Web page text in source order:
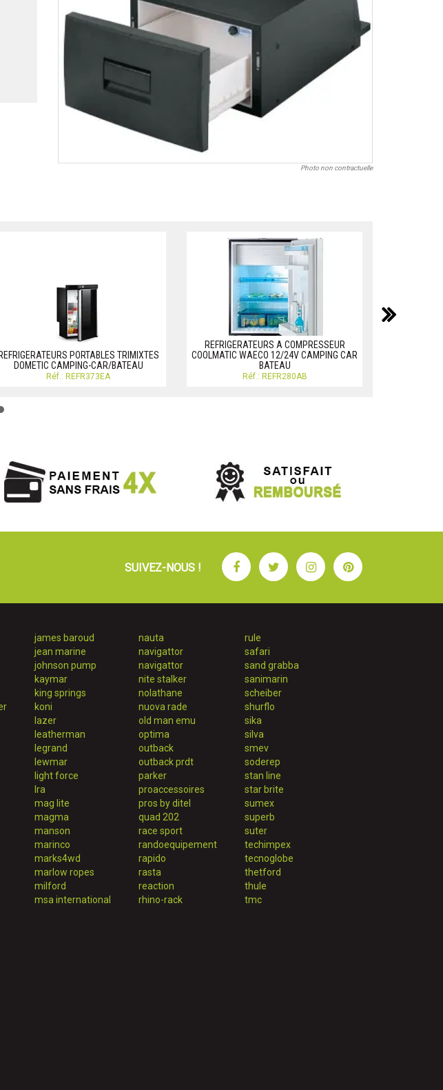
Photo non contractuelle
REFRIGERATEURS PORTABLES TRIMIXTES
DOMETIC CAMPING-CAR/BATEAU
Réf.: REFR373EA
REFRIGERATEURS A COMPRESSEUR
COOLMATIC WAECO 12/24V CAMPING CAR
BATEAU
Réf.: REFR280AB
SUIVEZ-NOUS ! FacebookTwitterInstagramPinterest
james baroud
jean marine
johnson pump
kaymar
king springs
koni
lazer
leatherman
legrand
lewmar
light force
lra
mag lite
magma
manson
marinco
marks4wd
marlow ropes
milford
msa international
nauta
navigattor
navigattor
nite stalker
nolathane
nuova rade
old man emu
optima
outback
outback prdt
parker
proaccessoires
pros by ditel
quad 202
race sport
randoequipement
rapido
rasta
reaction
rhino-rack
rule
safari
sand grabba
sanimarin
scheiber
shurflo
sika
silva
smev
soderep
stan line
star brite
sumex
superb
suter
techimpex
tecnoglobe
thetford
thule
tmc